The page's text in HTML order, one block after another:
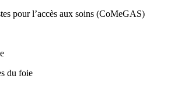
pour l’accès aux soins (CoMeGAS)
du foie